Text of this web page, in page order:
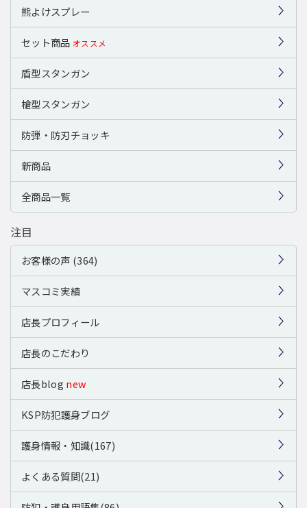
熊よけスプレー
セット商品 オススメ
盾型スタンガン
槍型スタンガン
防弾・防刃チョッキ
新商品
全商品一覧
注目
お客様の声 (364)
マスコミ実績
店長プロフィール
店長のこだわり
店長blog new
KSP防犯護身ブログ
護身情報・知識(167)
よくある質問(21)